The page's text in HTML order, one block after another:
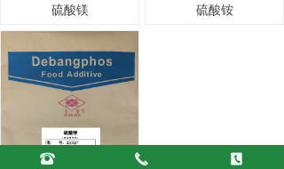
硫酸镁 硫酸铵
뀰
끅
끐